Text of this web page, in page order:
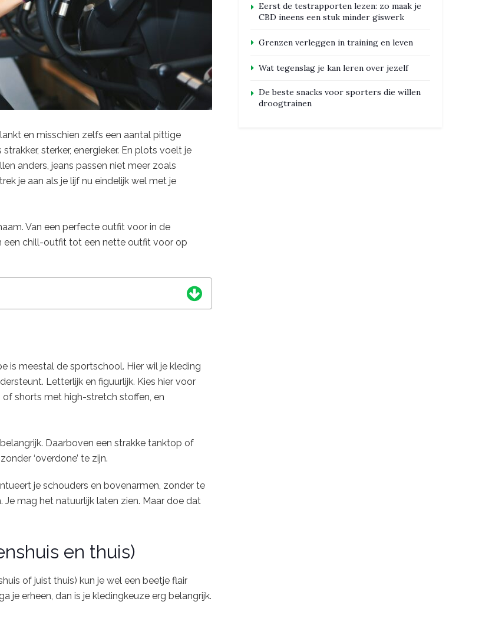
en misschien zelfs een aantal pittige
sterker, energieker. En plots voelt je
anders, jeans passen niet meer zoals
je aan als je lijf nu eindelijk wel met je
Van een perfecte outfit voor in de
chill-outfit tot een nette outfit voor op
is meestal de sportschool. Hier wil je kleding
Letterlijk en figuurlijk. Kies hier voor
shorts met high-stretch stoffen, en
Daarboven een strakke tanktop of
‘overdone’ te zijn.
je schouders en bovenarmen, zonder te
mag het natuurlijk laten zien. Maar doe dat
en thuis)
of juist thuis) kun je wel een beetje flair
je erheen, dan is je kledingkeuze erg belangrijk.
Eerst de testrapporten lezen: zo maak je
CBD ineens een stuk minder giswerk
Grenzen verleggen in training en leven
Wat tegenslag je kan leren over jezelf
De beste snacks voor sporters die willen
droogtrainen